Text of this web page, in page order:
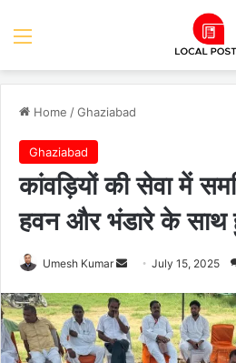
Menu
Home /Ghaziabad
Ghaziabad
कांवड़ियों की सेवा में
हवन और भंडारे के साथ
Umesh Kumar
Send
email
July 15, 2025